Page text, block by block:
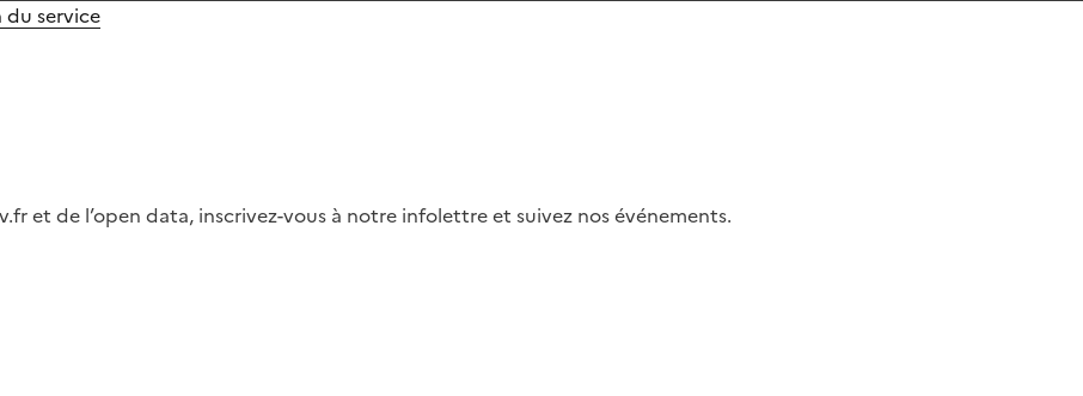
service
et de l’open data, inscrivez-vous à notre infolettre et suivez nos événements.